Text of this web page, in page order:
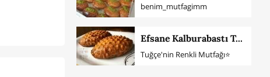
benim_mutfagimm
Efsane Kalburabastı Tatlısı
Tuğçe'nin Renkli Mutfağı⭐️